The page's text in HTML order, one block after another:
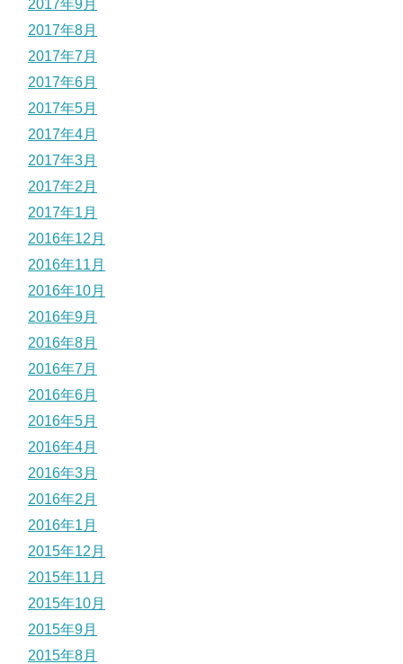
2017年9月
2017年8月
2017年7月
2017年6月
2017年5月
2017年4月
2017年3月
2017年2月
2017年1月
2016年12月
2016年11月
2016年10月
2016年9月
2016年8月
2016年7月
2016年6月
2016年5月
2016年4月
2016年3月
2016年2月
2016年1月
2015年12月
2015年11月
2015年10月
2015年9月
2015年8月